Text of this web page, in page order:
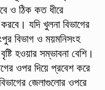
ও ঠিক কত ধীরে
যদি খুলনা বিভাগের
বিভাগ ও ময়মনিসংহ
হওয়ার সম্ভাবনা বেশি।
ওপর দিয়ে প্রবেশ করে
জেলাগুলোর ওপরে